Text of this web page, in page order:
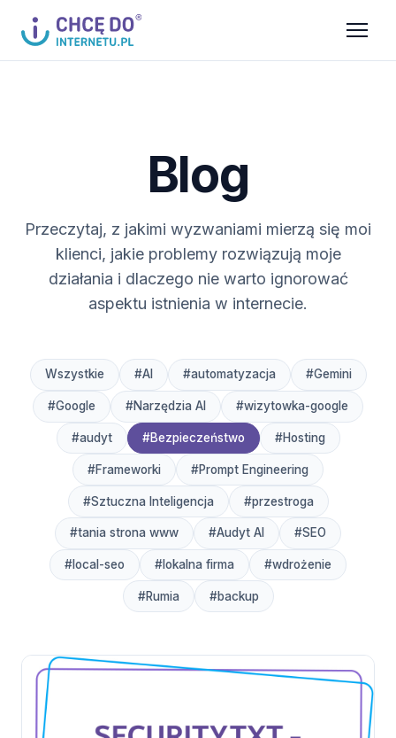
Blog
Przeczytaj, z jakimi wyzwaniami mierzą się moi
klienci, jakie problemy rozwiązują moje
działania i dlaczego nie warto ignorować
aspektu istnienia w internecie.
Wszystkie #AI #automatyzacja #Gemini
#Google #Narzędzia AI #wizytowka-google
#audyt #Bezpieczeństwo #Hosting
#Frameworki #Prompt Engineering
#Sztuczna Inteligencja #przestroga
#tania strona www #Audyt AI #SEO
#local-seo #lokalna firma #wdrożenie
#Rumia #backup